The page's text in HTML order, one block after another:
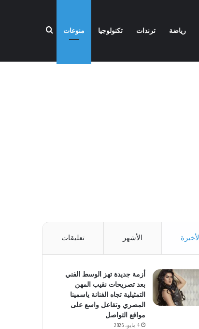
رياضة ترندات تكنولوجيا منوعات بحث عن
الأخيرة الأشهر تعليقات
أزمة جديدة تهز الوسط الفني
بعد تصريحات نقيب المهن
التمثيلية تجاه الفنانة ياسمينا
المصري وتفاعل واسع على
مواقع التواصل
4 مايو، 2026